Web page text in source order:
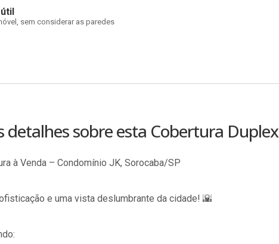
útil
sem considerar as paredes
detalhes sobre esta Cobertura Duplex
à Venda – Condomínio JK, Sorocaba/SP
e uma vista deslumbrante da cidade! 🌇